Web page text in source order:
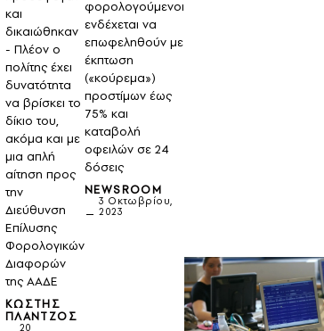
και
δικαιώθηκαν
- Πλέον ο
πολίτης έχει
δυνατότητα
να βρίσκει το
δίκιο του,
ακόμα και με
μια απλή
αίτηση προς
την
Διεύθυνση
Επίλυσης
Φορολογικών
Διαφορών
της ΑΑΔΕ
ΚΩΣΤΉΣ
ΠΛΆΝΤΖΟΣ
20
φορολογούμενοι
ενδέχεται να
επωφεληθούν με
έκπτωση
(«κούρεμα»)
προστίμων έως
75% και
καταβολή
οφειλών σε 24
δόσεις
NEWSROOM
3 Οκτωβρίου,
2023